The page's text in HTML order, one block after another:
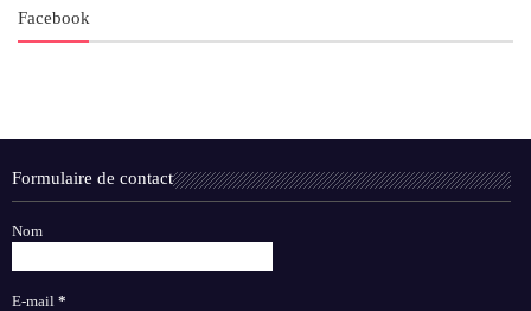
Facebook
Formulaire de contact
Nom
E-mail *